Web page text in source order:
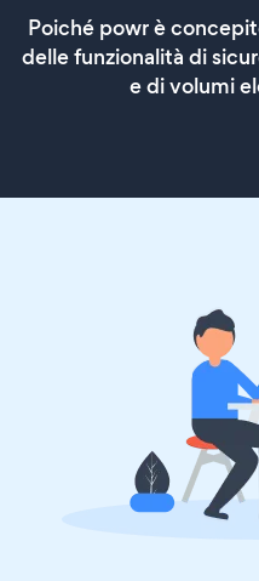
Poiché powr è
delle funzionalità di
e di volumi